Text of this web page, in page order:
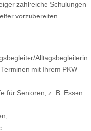
zahlreiche Schulungen
vorzubereiten.
Alltagsbegleiterin
mit Ihrem PKW
für Senioren, z. B. Essen